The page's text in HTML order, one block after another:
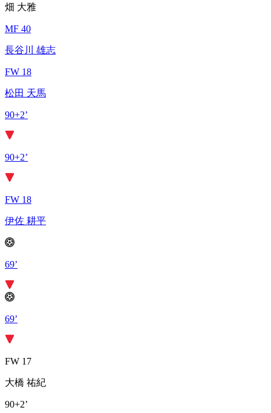
畑 大雅
MF 40
長谷川 雄志
FW 18
松田 天馬
90+2’
90+2’
FW 18
伊佐 耕平
69’
69’
FW 17
大橋 祐紀
90+2’